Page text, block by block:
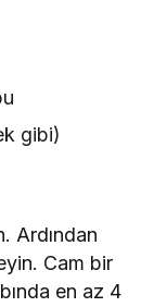
gibi)
Ardından
Cam bir
en az 4